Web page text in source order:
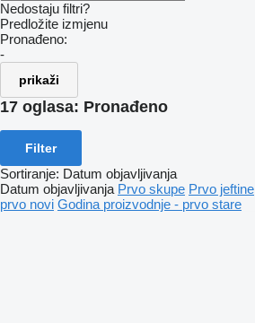
Nedostaju filtri?
Predložite izmjenu
Pronađeno:
-
prikaži
17 oglasa: Pronađeno
Filter
Sortiranje: Datum objavljivanja
Datum objavljivanja Prvo skupe Prvo jeftine
prvo novi Godina proizvodnje - prvo stare